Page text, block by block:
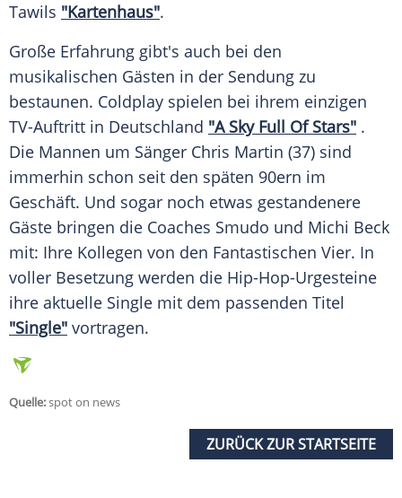
Tawils "Kartenhaus".
Große Erfahrung gibt's auch bei den
musikalischen Gästen in der Sendung zu
bestaunen. Coldplay spielen bei ihrem einzigen
TV-Auftritt in Deutschland "A Sky Full Of Stars" .
Die Mannen um Sänger Chris Martin (37) sind
immerhin schon seit den späten 90ern im
Geschäft. Und sogar noch etwas gestandenere
Gäste bringen die Coaches Smudo und Michi Beck
mit: Ihre Kollegen von den Fantastischen Vier. In
voller Besetzung werden die Hip-Hop-Urgesteine
ihre aktuelle Single mit dem passenden Titel
"Single" vortragen.
Quelle:spot on news
ZURÜCK ZUR STARTSEITE